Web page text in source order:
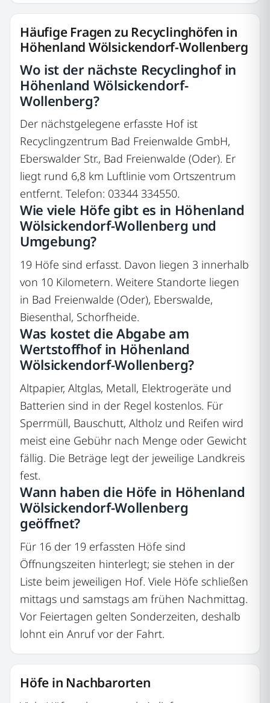
Häufige Fragen zu Recyclinghöfen in
Höhenland Wölsickendorf-Wollenberg
Wo ist der nächste Recyclinghof in
Höhenland Wölsickendorf-
Wollenberg?
Der nächstgelegene erfasste Hof ist
Recyclingzentrum Bad Freienwalde GmbH,
Eberswalder Str., Bad Freienwalde (Oder). Er
liegt rund 6,8 km Luftlinie vom Ortszentrum
entfernt. Telefon: 03344 334550.
Wie viele Höfe gibt es in Höhenland
Wölsickendorf-Wollenberg und
Umgebung?
19 Höfe sind erfasst. Davon liegen 3 innerhalb
von 10 Kilometern. Weitere Standorte liegen
in Bad Freienwalde (Oder), Eberswalde,
Biesenthal, Schorfheide.
Was kostet die Abgabe am
Wertstoffhof in Höhenland
Wölsickendorf-Wollenberg?
Altpapier, Altglas, Metall, Elektrogeräte und
Batterien sind in der Regel kostenlos. Für
Sperrmüll, Bauschutt, Altholz und Reifen wird
meist eine Gebühr nach Menge oder Gewicht
fällig. Die Beträge legt der jeweilige Landkreis
fest.
Wann haben die Höfe in Höhenland
Wölsickendorf-Wollenberg
geöffnet?
Für 16 der 19 erfassten Höfe sind
Öffnungszeiten hinterlegt; sie stehen in der
Liste beim jeweiligen Hof. Viele Höfe schließen
mittags und samstags am frühen Nachmittag.
Vor Feiertagen gelten Sonderzeiten, deshalb
lohnt ein Anruf vor der Fahrt.
Höfe in Nachbarorten